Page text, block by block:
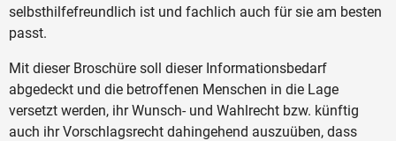
selbsthilfefreundlich ist und fachlich auch für sie am besten
passt.
Mit dieser Broschüre soll dieser Informationsbedarf
abgedeckt und die betroffenen Menschen in die Lage
versetzt werden, ihr Wunsch- und Wahlrecht bzw. künftig
auch ihr Vorschlagsrecht dahingehend auszuüben, dass